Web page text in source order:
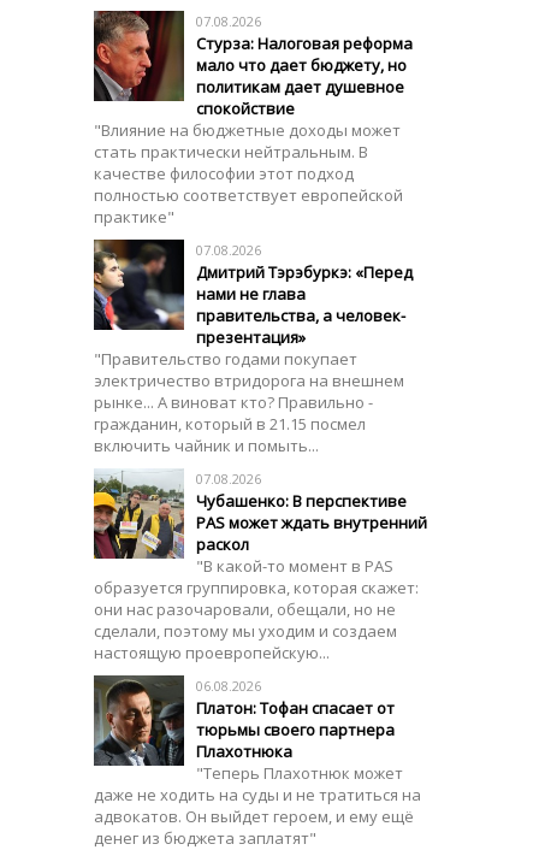
07.08.2026
Стурза: Налоговая реформа
мало что дает бюджету, но
политикам дает душевное
спокойствие
"Влияние на бюджетные доходы может
стать практически нейтральным. В
качестве философии этот подход
полностью соответствует европейской
практике"
07.08.2026
Дмитрий Тэрэбуркэ: «Перед
нами не глава
правительства, а человек-
презентация»
"Правительство годами покупает
электричество втридорога на внешнем
рынке... А виноват кто? Правильно -
гражданин, который в 21.15 посмел
включить чайник и помыть...
07.08.2026
Чубашенко: В перспективе
PAS может ждать внутренний
раскол
"В какой-то момент в PAS
образуется группировка, которая скажет:
они нас разочаровали, обещали, но не
сделали, поэтому мы уходим и создаем
настоящую проевропейскую...
06.08.2026
Платон: Тофан спасает от
тюрьмы своего партнера
Плахотнюка
"Теперь Плахотнюк может
даже не ходить на суды и не тратиться на
адвокатов. Он выйдет героем, и ему ещё
денег из бюджета заплатят"